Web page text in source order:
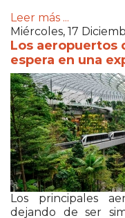
Leer más ...
Miércoles, 17
Los aeropuertos
espera en una
Los principales
dejando de ser